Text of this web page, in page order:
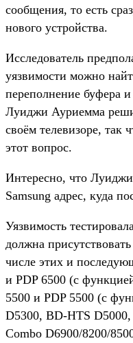
сообщения, то есть
нового устройства.
Исследователь
уязвимости можно
переполнение буфера
Луиджи Ауриемма
своём телевизоре, так
этот вопрос.
Интересно, что
Samsung адрес, куда
Уязвимость
должна
числе этих и
и PDP 6500 (с
5500 и PDP 5500 (с
D5300, BD-HTS
Combo D6900/8200/